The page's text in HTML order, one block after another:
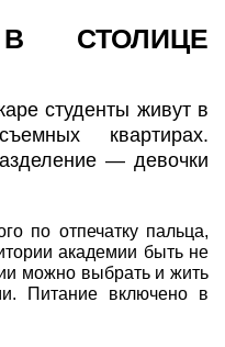
СТОЛИЦЕ
студенты живут в
квартирах.
— девочки
по отпечатку пальца,
академии быть не
можно выбрать и жить
Питание включено в